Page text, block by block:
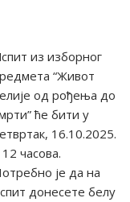
из изборног
“Живот
од рођења до
ће бити у
16.10.2025.
часова.
је да на
донесете белу